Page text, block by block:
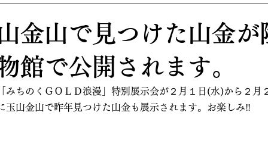
金山で見つけた山金が
館で公開されます。
みちのくＧＯＬＤ浪漫」特別展示会が２月１日(水)から２月
玉山金山で昨年見つけた山金も展示されます。お楽しみ‼